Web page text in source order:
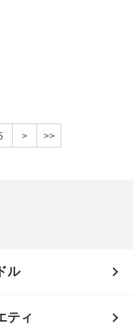
> >>
ル
ティ